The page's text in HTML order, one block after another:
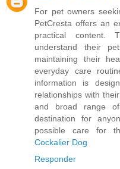
For pet owners
PetCresta offers an
practical content.
understand their
maintaining their
everyday care
information is
relationships with
and broad range
destination for
possible care for
Cockalier Dog
Responder